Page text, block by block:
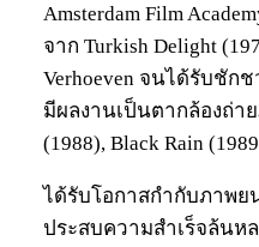
Amsterdam Film
จาก Turkish Delight
Verhoeven จนได้รับชัก
มีผลงานเป็นตากล้องถ่า
(1988), Black Rain
ได้รับโอกาสกำกับภาพยน
ประสบความสำเร็จล้น